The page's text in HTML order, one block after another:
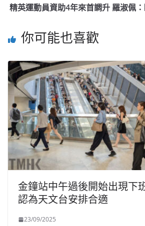
精英運動員資助4年來首調升 羅淑佩
你可能也喜歡
金鐘站中午過後開始出現下
認為天文台安排合適
23/09/2025